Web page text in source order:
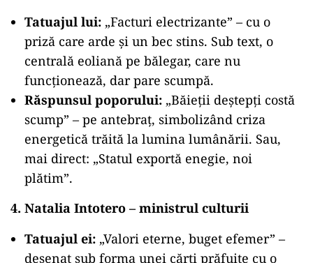
Tatuajul lui: „Facturi electrizante” – cu o
priză care arde și un bec stins. Sub text, o
centrală eoliană pe bălegar, care nu
funcționează, dar pare scumpă.
Răspunsul poporului: „Băieții deștepți costă
scump” – pe antebraț, simbolizând criza
energetică trăită la lumina lumânării. Sau,
mai direct: „Statul exportă enegie, noi
plătim”.
4. Natalia Intotero – ministrul culturii
Tatuajul ei: „Valori eterne, buget efemer” –
desenat sub forma unei cărți prăfuite cu o